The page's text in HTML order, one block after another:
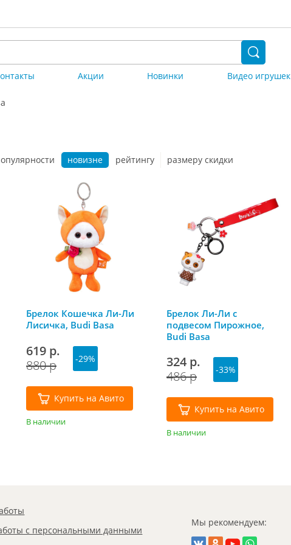
Акции Новинки Видео игрушек
новизне рейтингу размеру скидки
Брелок Кошечка Ли-Ли
Лисичка, Budi Basa
619 р.
880 р
-29%
Купить на Авито
В наличии
Брелок Ли-Ли с
подвесом Пирожное,
Budi Basa
324 р.
486 р
-33%
Купить на Авито
В наличии
с персональными данными
Мы рекомендуем: